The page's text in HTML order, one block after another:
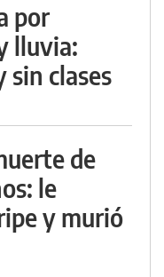
por
lluvia:
sin clases
de
le
y murió